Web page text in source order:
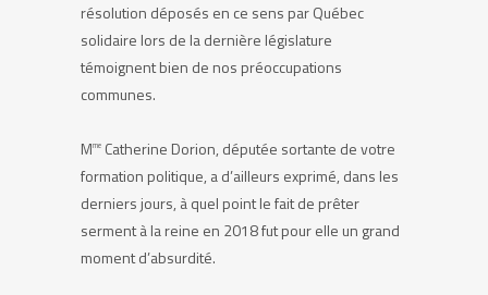
résolution déposés en ce sens par Québec
solidaire lors de la dernière législature
témoignent bien de nos préoccupations
communes.
Mme Catherine Dorion, députée sortante de votre
formation politique, a d’ailleurs exprimé, dans les
derniers jours, à quel point le fait de prêter
serment à la reine en 2018 fut pour elle un grand
moment d’absurdité.